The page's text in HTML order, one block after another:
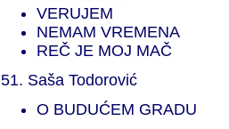
VERUJEM
NEMAM VREMENA
REČ JE MOJ MAČ
51. Saša Todorović
O BUDUĆEM GRADU